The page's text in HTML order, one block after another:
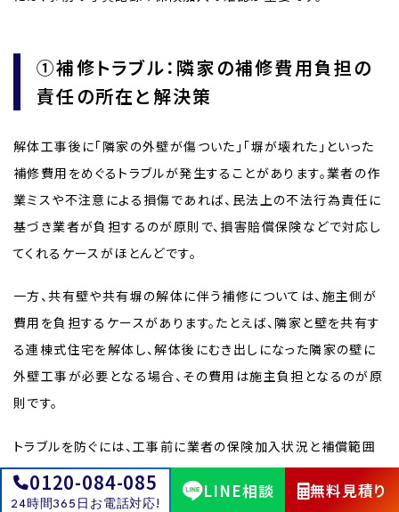
0120-084-085
24時間365日お電話対応!
LINE相談 無料見積り
①補修トラブル：隣家の補修費用負担の
責任の所在と解決策
解体工事後に「隣家の外壁が傷ついた」「塀が壊れた」といった
補修費用をめぐるトラブルが発生することがあります。業者の作
業ミスや不注意による損傷であれば、民法上の不法行為責任に
基づき業者が負担するのが原則で、損害賠償保険などで対応し
てくれるケースがほとんどです。
一方、共有壁や共有塀の解体に伴う補修については、施主側が
費用を負担するケースがあります。たとえば、隣家と壁を共有す
る連棟式住宅を解体し、解体後にむき出しになった隣家の壁に
外壁工事が必要となる場合、その費用は施主負担となるのが原
則です。
トラブルを防ぐには、工事前に業者の保険加入状況と補償範囲
を確認しておくこと、そして共有構造物の有無を事前に把握して
おくことが重要です。